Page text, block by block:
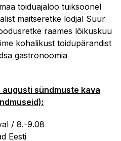
toiduajaloo tuiksoonel
maitseretke lodjal Suur
raames lõikuskuu
kohalikust toidupärandist
gastronoomia
sündmuste kava
/ 8.-9.08
Eesti